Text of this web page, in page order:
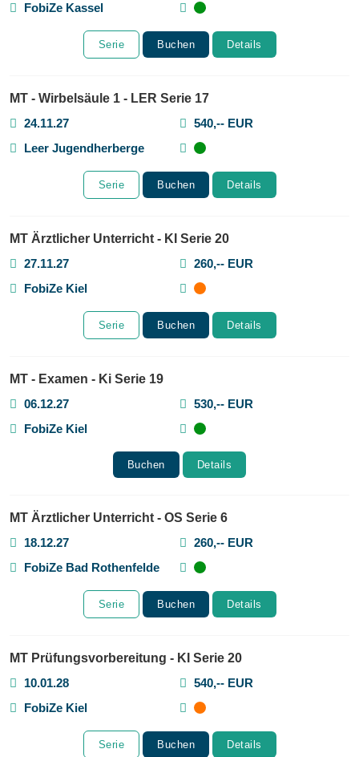
FobiZe Kassel
Serie Buchen Details
MT - Wirbelsäule 1 - LER Serie 17
24.11.27
540,-- EUR
Leer Jugendherberge
Serie Buchen Details
MT Ärztlicher Unterricht - KI Serie 20
27.11.27
260,-- EUR
FobiZe Kiel
Serie Buchen Details
MT - Examen - Ki Serie 19
06.12.27
530,-- EUR
FobiZe Kiel
Buchen Details
MT Ärztlicher Unterricht - OS Serie 6
18.12.27
260,-- EUR
FobiZe Bad Rothenfelde
Serie Buchen Details
MT Prüfungsvorbereitung - KI Serie 20
10.01.28
540,-- EUR
FobiZe Kiel
Serie Buchen Details